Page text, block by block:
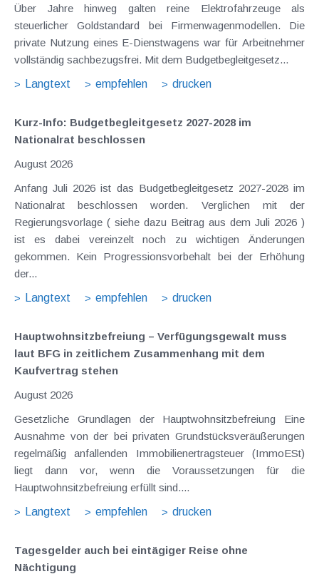
Über Jahre hinweg galten reine Elektrofahrzeuge als
steuerlicher Goldstandard bei Firmenwagenmodellen. Die
private Nutzung eines E-Dienstwagens war für Arbeitnehmer
vollständig sachbezugsfrei. Mit dem Budgetbegleitgesetz...
Langtext
empfehlen drucken
Kurz-Info: Budgetbegleitgesetz 2027-2028 im
Nationalrat beschlossen
August 2026
Anfang Juli 2026 ist das Budgetbegleitgesetz 2027-2028 im
Nationalrat beschlossen worden. Verglichen mit der
Regierungsvorlage ( siehe dazu Beitrag aus dem Juli 2026 )
ist es dabei vereinzelt noch zu wichtigen Änderungen
gekommen. Kein Progressionsvorbehalt bei der Erhöhung
der...
Langtext
empfehlen drucken
Hauptwohnsitz​­befreiung – Verfügungsgewalt muss
laut BFG in zeitlichem Zusammenhang mit dem
Kaufvertrag stehen
August 2026
Gesetzliche Grundlagen der Hauptwohnsitzbefreiung Eine
Ausnahme von der bei privaten Grundstücksveräußerungen
regelmäßig anfallenden Immobilienertragsteuer (ImmoESt)
liegt dann vor, wenn die Voraussetzungen für die
Hauptwohnsitzbefreiung erfüllt sind....
Langtext
empfehlen drucken
Tagesgelder auch bei eintägiger Reise ohne
Nächtigung